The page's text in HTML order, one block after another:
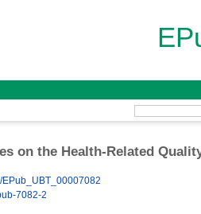
on the Health-Related
7082-2